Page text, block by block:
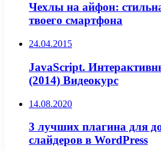
Чехлы на айфон:
твоего смартфона
24.04.2015
JavaScript.
(2014) Видеокурс
14.08.2020
3 лучших плагина для
слайдеров в WordPress